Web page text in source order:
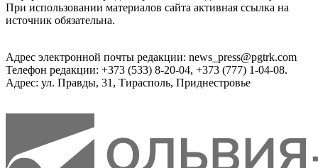
При использовании материалов сайта активная ссылка на
источник обязательна.
Адрес электронной почты редакции: news_press@pgtrk.com
Телефон редакции: +373 (533) 8-20-04, +373 (777) 1-04-08.
Адрес: ул. Правды, 31, Тирасполь, Приднестровье